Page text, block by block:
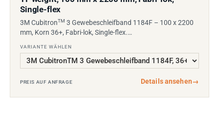
Single-flex
3M CubitronTM 3 Gewebeschleifband 1184F – 100 x 2200
mm, Korn 36+, Fabri-lok, Single-flex.…
VARIANTE WÄHLEN
PREIS AUF ANFRAGE Details ansehen→